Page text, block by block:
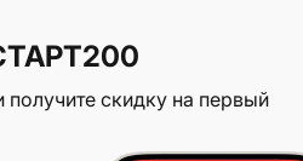
скидку на первый